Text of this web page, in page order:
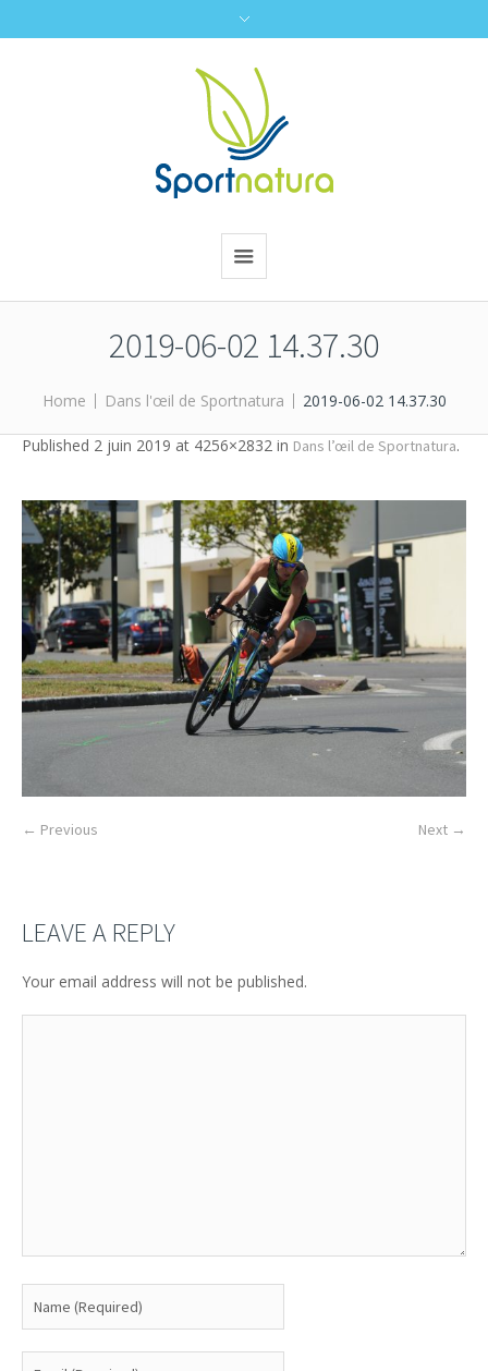
2019-06-02 14.37.30
Home Dans l'œil de Sportnatura 2019-06-02 14.37.30
Published 2 juin 2019 at 4256×2832 in Dans l’œil de Sportnatura.
← Previous Next →
LEAVE A REPLY
Your email address will not be published.